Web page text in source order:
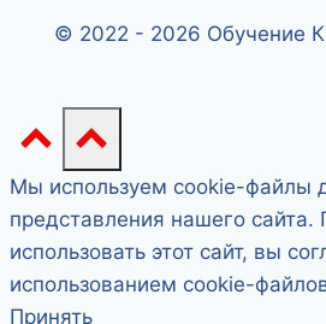
© 2022 - 2026 Обучение
Мы используем cookie-файлы
представления нашего
использовать этот сайт, вы
использованием cookie-
Принять